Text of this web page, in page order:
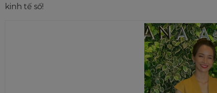
kinh tế số!